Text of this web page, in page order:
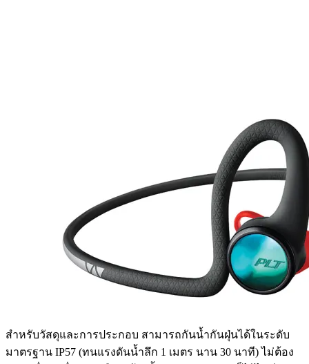
สำหรับวัสดุและการประกอบ สามารถกันน้ำกันฝุ่นได้ในระดับ
มาตรฐาน IP57 (ทนแรงดันน้ำลึก 1 เมตร นาน 30 นาที) ไม่ต้อง